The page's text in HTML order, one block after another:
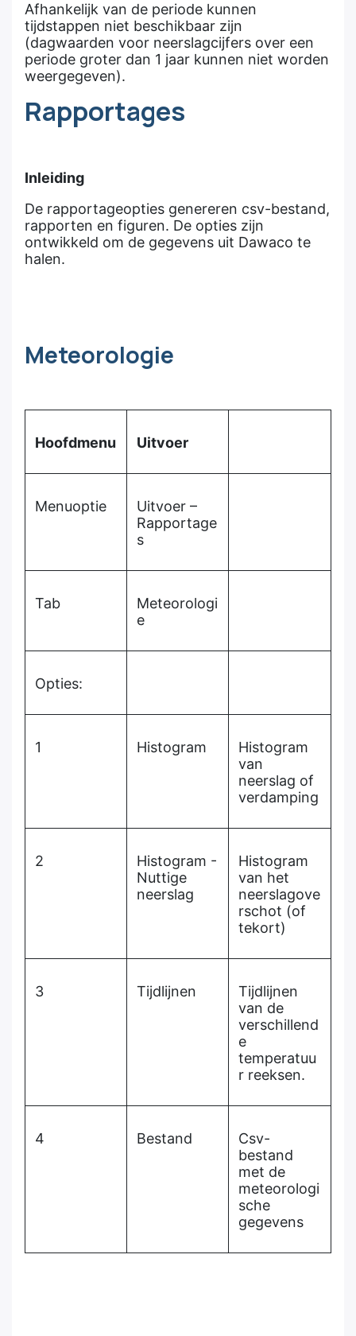
Afhankelijk van de periode kunnen
tijdstappen niet beschikbaar zijn
(dagwaarden voor neerslagcijfers over een
periode groter dan 1 jaar kunnen niet worden
weergegeven).
Rapportages
Inleiding
De rapportageopties genereren csv-bestand,
rapporten en figuren. De opties zijn
ontwikkeld om de gegevens uit Dawaco te
halen.
Meteorologie
Hoofdmenu Uitvoer
Menuoptie
Uitvoer –
Rapportage
s
Tab
Meteorologi
e
Opties:
1 Histogram
Histogram
van
neerslag of
verdamping
2
Histogram -
Nuttige
neerslag
Histogram
van het
neerslagove
rschot (of
tekort)
3 Tijdlijnen
Tijdlijnen
van de
verschillend
e
temperatuu
r reeksen.
4 Bestand
Csv-
bestand
met de
meteorologi
sche
gegevens